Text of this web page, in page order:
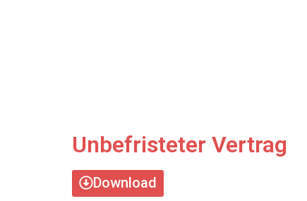
Unbefristeter Vertrag
Download